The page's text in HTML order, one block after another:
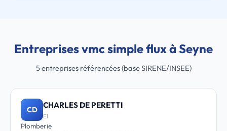
Entreprises vmc simple flux à Seyne
5 entreprises référencées (base SIRENE/INSEE)
CD CHARLES DE PERETTI
EI
Plomberie